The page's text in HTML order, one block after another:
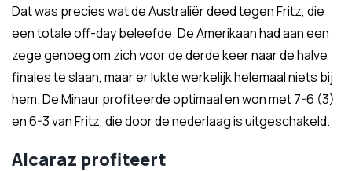
Dat was precies wat de Australiër deed tegen Fritz, die
een totale off-day beleefde. De Amerikaan had aan een
zege genoeg om zich voor de derde keer naar de halve
finales te slaan, maar er lukte werkelijk helemaal niets bij
hem. De Minaur profiteerde optimaal en won met 7-6 (3)
en 6-3 van Fritz, die door de nederlaag is uitgeschakeld.
Alcaraz profiteert